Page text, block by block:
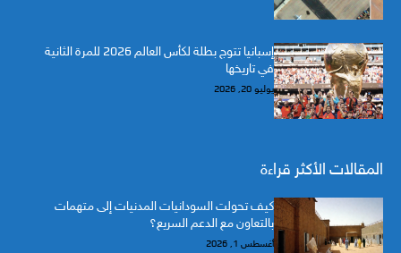
إسبانيا تتوج بطلة لكأس العالم 2026 للمرة الثانية
في تاريخها
يوليو 20, 2026
المقالات الأكثر قراءة
كيف تحولت السودانيات المدنيات إلى متهمات
بالتعاون مع الدعم السريع؟
أغسطس 1, 2026